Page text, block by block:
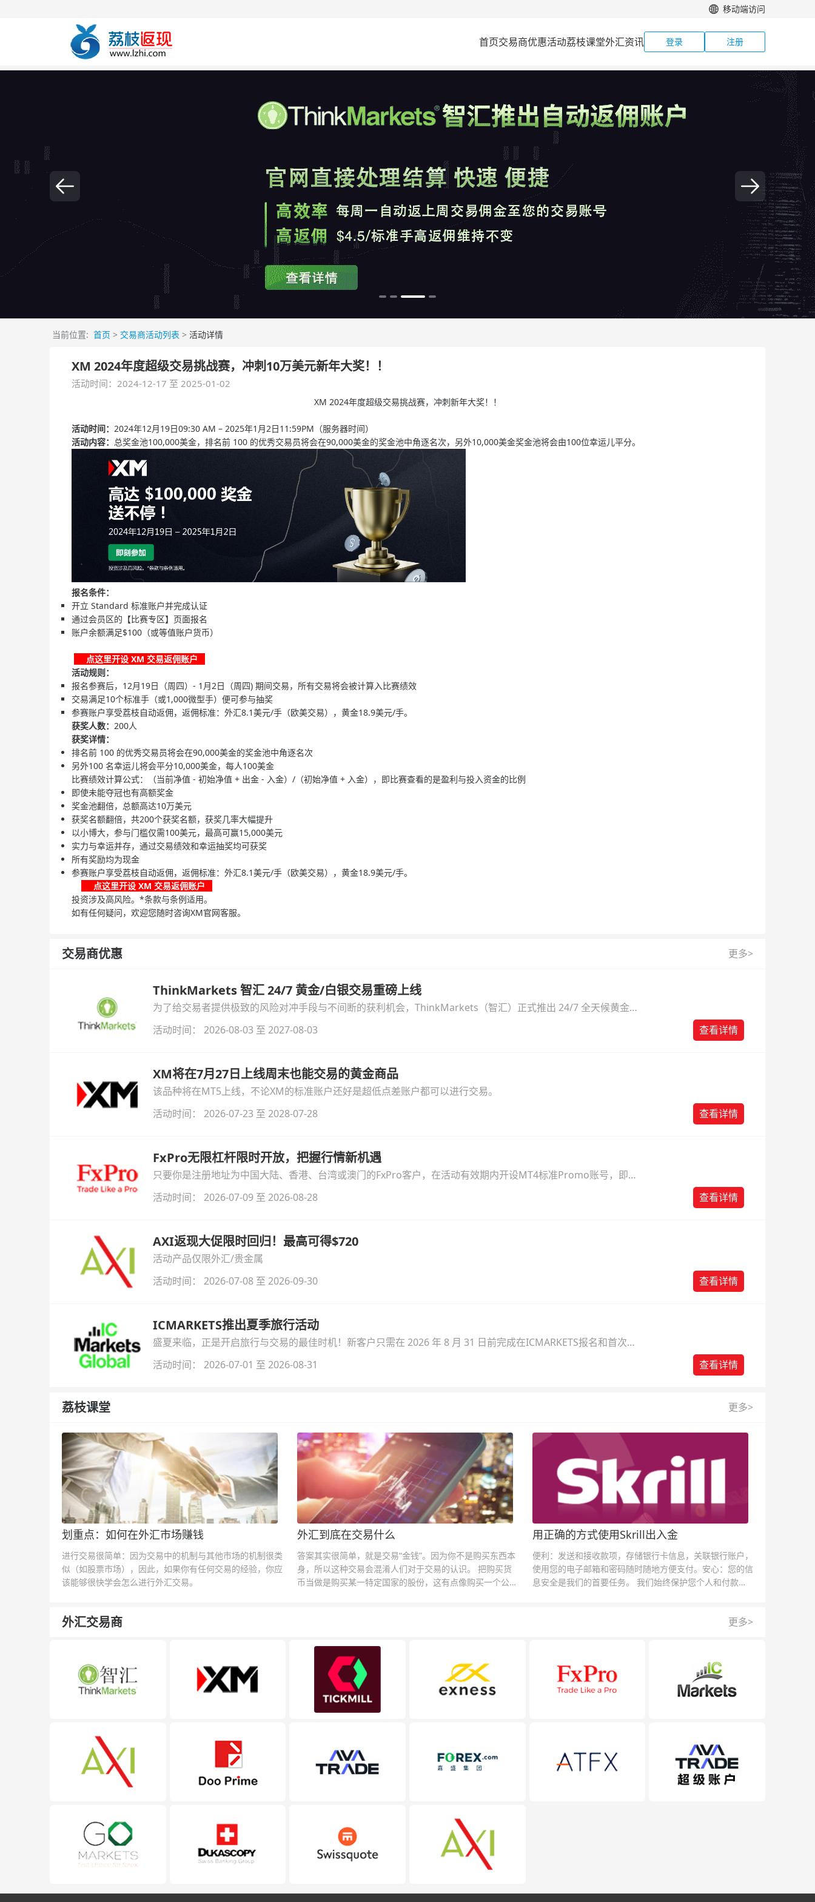
移动端访问
首页交易商优惠活动荔枝课堂外汇资讯 登录 注册
当前位置: 首页 > 交易商活动列表 > 活动详情
XM 2024年度超级交易挑战赛，冲刺10万美元新年大奖！！
活动时间：2024-12-17 至 2025-01-02
XM 2024年度超级交易挑战赛，冲刺新年大奖！！
活动时间： 2024年12月19日09:30 AM – 2025年1月2日11:59PM（服务器时间）​
活动内容： 总奖金池100,000美金，排名前 100 的优秀交易员将会在90,000美金的奖金池中角逐名次，另外10,000美金奖金池将会由100位幸运儿平分。
报名条件：
开立 Standard 标准账户并完成认证​
通过会员区的【比赛专区】页面报名​
账户余额满足$100（或等值账户货币）​
点这里开设 XM 交易返佣账户
活动规则：​
报名参赛后，12月19日（周四）- 1月2日（周四) 期间交易，所有交易将会被计算入比赛绩效​
交易满足10个标准手（或1,000微型手）便可参与抽奖​
参赛账户享受荔枝自动返佣，返佣标准：外汇8.1美元/手（欧美交易），黄金18.9美元/手。
获奖人数： 200人
获奖详情：
排名前 100 的优秀交易员将会在90,000美金的奖金池中角逐名次
另外100 名幸运儿将会平分10,000美金，每人100美金
比赛绩效计算公式：（当前净值 - 初始净值 + 出金 - 入金）/（初始净值 + 入金），即比赛查看的是盈利与投入资金的比例
即使未能夺冠也有高额奖金
奖金池翻倍，总额高达10万美元
获奖名额翻倍，共200个获奖名额，获奖几率大幅提升
以小博大，参与门槛仅需100美元，最高可赢15,000美元
实力与幸运并存，通过交易绩效和幸运抽奖均可获奖
所有奖励均为现金
参赛账户享受荔枝自动返佣，返佣标准：外汇8.1美元/手（欧美交易），黄金18.9美元/手。
点这里开设 XM 交易返佣账户
投资涉及高风险。*条款与条例适用。
如有任何疑问，欢迎您随时咨询XM官网客服。
交易商优惠 更多>
ThinkMarkets 智汇 24/7 黄金/白银交易重磅上线
为了给交易者提供极致的风险对冲手段与不间断的获利机会，ThinkMarkets（智汇）正式推出 24/7 全天候黄金
与白银交易！本文将为您详细拆解本次升级的核心交易品种、杠杆配置、支持软件及交易细则。
活动时间： 2026-08-03 至 2027-08-03 查看详情
XM将在7月27日上线周末也能交易的黄金商品
该品种将在MT5上线，不论XM的标准账户还好是超低点差账户都可以进行交易。
活动时间： 2026-07-23 至 2028-07-28
查看详情
FxPro无限杠杆限时开放，把握行情新机遇
只要你是注册地址为中国大陆、香港、台湾或澳门的FxPro客户，在活动有效期内开设MT4标准Promo账号，即可
自动解锁无限倍杠杆福利，无需额外复杂操作。
活动时间： 2026-07-09 至 2026-08-28 查看详情
AXI返现大促限时回归！最高可得$720
活动产品仅限外汇/贵金属
活动时间： 2026-07-08 至 2026-09-30
查看详情
ICMARKETS推出夏季旅行活动
盛夏来临，正是开启旅行与交易的最佳时机！新客户只需在 2026 年 8 月 31 日前完成在ICMARKETS报名和首次入
金即可参与！
活动时间： 2026-07-01 至 2026-08-31 查看详情
荔枝课堂 更多>
划重点：如何在外汇市场赚钱
进行交易很简单：因为交易中的机制与其他市场的机制很类
似（如股票市场），因此，如果你有任何交易的经验，你应
该能够很快学会怎么进行外汇交易。
外汇到底在交易什么
答案其实很简单，就是交易“金钱”。因为你不是购买东西本
身，所以这种交易会混淆人们对于交易的认识。 把购买货
币当做是购买某一特定国家的股份，这有点像购买一个公司
用正确的方式使用Skrill出入金
便利：发送和接收款项，存储银行卡信息，关联银行账户，
使用您的电子邮箱和密码随时随地方便支付。安心：您的信
息安全是我们的首要任务。 我们始终保护您个人和付款信
外汇交易商 更多>